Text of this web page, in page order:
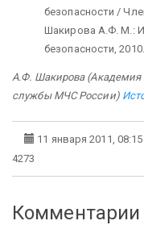
безопасности /
Шакирова А.Ф. М.:
безопасности,
А.Ф. Шакирова (Академия
службы МЧС России)
11 января 2011, 08:15
4273
Комментарии